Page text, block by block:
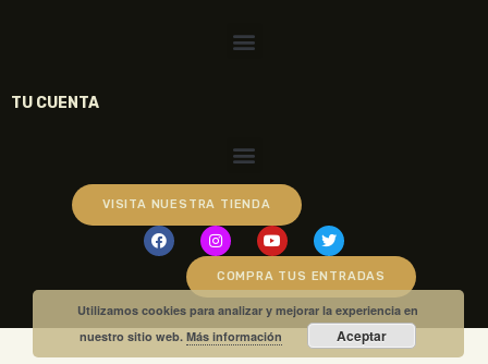
TU CUENTA
VISITA NUESTRA TIENDA
COMPRA TUS ENTRADAS
Utilizamos cookies para analizar y mejorar la experiencia en
nuestro sitio web.Más información Aceptar